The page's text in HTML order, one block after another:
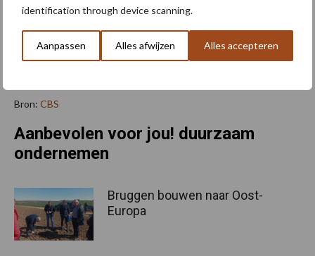
identification through device scanning.
Aanpassen Alles afwijzen Alles accepteren
Bron: CBS
Aanbevolen voor jou! duurzaam
ondernemen
Bruggen bouwen naar Oost-
Europa